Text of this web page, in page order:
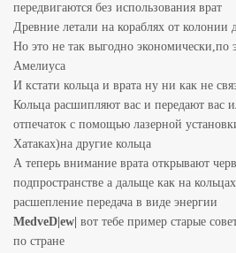
передвигаются без использования врат
Древние летали на кораблях от колонии
Но это не так выгодно экономически,по
Амелиуса
И кстати кольца и врата ну ни как не
Кольца расшипляют вас и передают вас
отпечаток с помощью лазерной
Хатаках)на другие кольца
А теперь внимание врата открывают
подпространстве а дальще как на кольцах
расшепление передача в виде энергии
MedveD|ew| вот тебе пример старые
по стране